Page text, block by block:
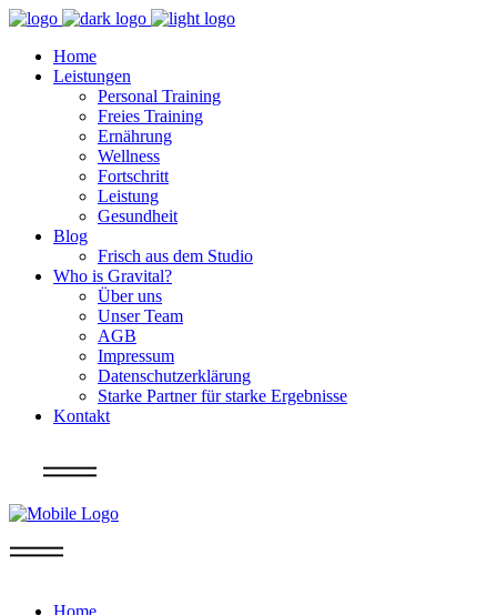
Home
Leistungen
Personal Training
Freies Training
Ernährung
Wellness
Fortschritt
Leistung
Gesundheit
Blog
Frisch aus dem Studio
Who is Gravital?
Über uns
Unser Team
AGB
Impressum
Datenschutzerklärung
Starke Partner für starke Ergebnisse
Kontakt
Home